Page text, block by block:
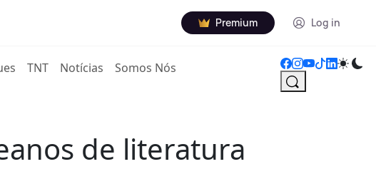
Premium Log in
TNT Notícias Somos Nós
de literatura